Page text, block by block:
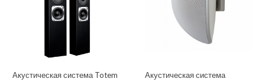
Акустическая система Totem
Акустическая система